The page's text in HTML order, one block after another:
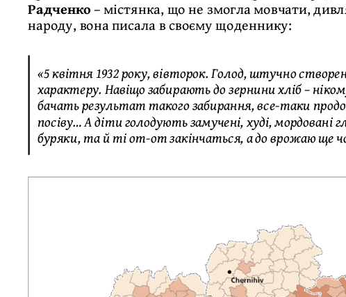
Радченко– містянка, що не змогла мовчати,
народу, вона писала в своєму щоденнику:
«5 квітня 1932 року, вівторок. Голод, штучно
характеру. Навіщо забирають до зернини хліб –
бачать результат такого забирання, все-таки
посіву… А діти голодують замучені, худі,
буряки, та й ті от-от закінчаться, а до врожаю ще